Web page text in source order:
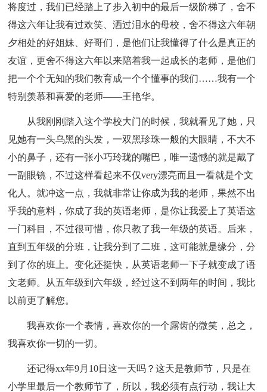
将度过，我们已经踏上了步入初中的最后一级阶梯了，舍不
得这六年让我有过欢笑、洒过泪水的母校，舍不得这六年朝
夕相处的好姐妹、好哥们，是他们让我懂得了什么是真正的
友谊，更舍不得这六年以来陪着我一起成长的老师，是他们
把一个个无知的我们教育成一个个懂事的我们……我有一个
特别羡慕和喜爱的老师——王艳华。
从我刚刚踏入这个学校大门的时候，我就看见了她，只
见她有一头乌黑的头发，一双黑珍珠一般的大眼睛，不大不
小的鼻子，还有一张小巧玲珑的嘴巴，唯一遗憾的就是戴了
一副眼镜，不过这样看起来不仅very漂亮而且一看就是个文
化人。就冲这一点，我就非常让你成为我的老师，果然不出
乎我的意料，你成了我的英语老师，是你让我爱上了英语这
一门科目，不过很可惜，你只教了我一年级的英语。后来，
直到五年级的分班，让我分到了二班，这可能就是缘分，分
到了你的班上。变化还挺快，从英语老师一下子就变成了语
文老师。从五年级到六年级，经过这不到两年的时间，我比
以前更了解您。
我喜欢你一个表情，喜欢你的一个露齿的微笑，总之，
我喜欢你一切的一切。
还记得xx年9月10日这一天吗？这天是教师节，只是在
小学里最后一个教师节了，所以，我必须有点行动，我让大